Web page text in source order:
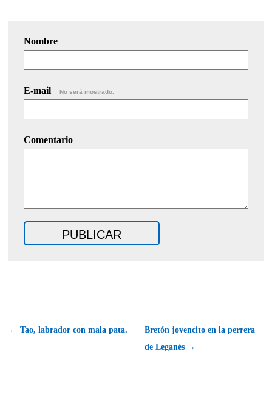
Nombre
E-mail No será mostrado.
Comentario
← Tao, labrador con mala pata.
Bretón jovencito en la perrera
de Leganés →